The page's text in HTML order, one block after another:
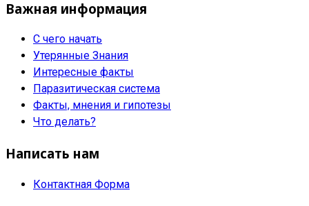
Важная информация
С чего начать
Утерянные Знания
Интересные факты
Паразитическая система
Факты, мнения и гипотезы
Что делать?
Написать нам
Контактная Форма